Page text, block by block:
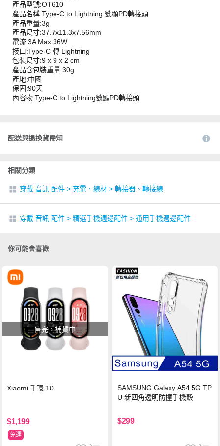
產品型號:OT610
產品名稱:Type-C to Lightning 數顯PD轉接頭
產品重量:3g
產品尺寸:37.7x11.3x7.56mm
電流:3A Max.36W
接口:Type-C 轉 Lightning
包裝尺寸:9 x 9 x 2 cm
產品含包裝重量:30g
產地:中國
保固:90天
內容物:Type-C to Lightning數顯PD轉接頭
配送與退換貨需知
相關分類
穿戴 音訊 配件 > 充電．線材 > 轉接器、轉接線
穿戴 音訊 配件 > 精選手機週邊配件 > 通用手機週邊配件
你可能會喜歡
售完，補貨中
Xiaomi 手環 10
$1,199
免運
SAMSUNG Galaxy A54 5G TP
U 新四角透明防撞手機殼
$299